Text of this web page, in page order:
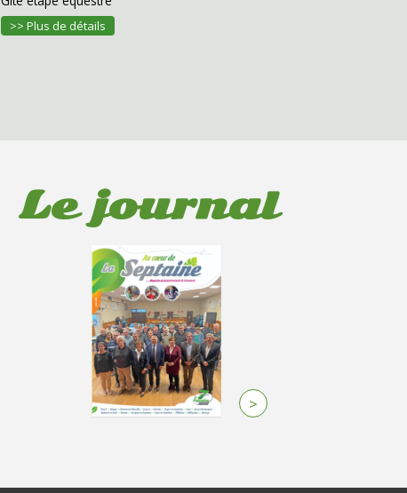
>> Plus de détails
Le journal
>